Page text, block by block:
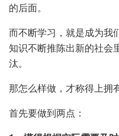
的后面。
而不断学习，就是成为我
知识不断推陈出新的社会
汰。
那怎么样做，才称得上拥
首先要做到两点：